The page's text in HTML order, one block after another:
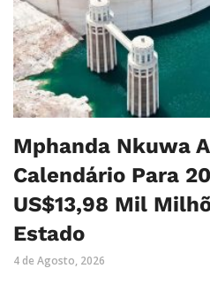
Mphanda Nkuwa
Calendário Para
US$13,98 Mil
Estado
4 de Agosto, 2026